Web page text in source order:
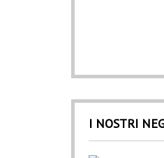
I NOSTRI